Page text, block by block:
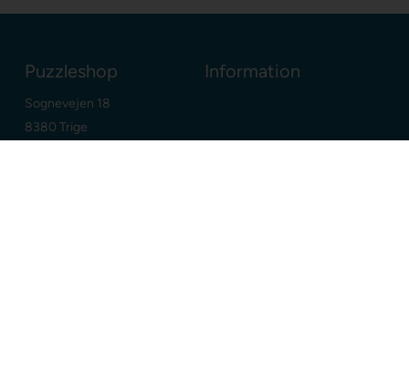
Puzzleshop
Sognevejen 18
8380 Trige
Information